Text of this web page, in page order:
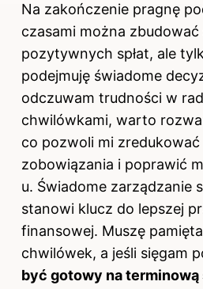
Na zakończenie pragnę
czasami można
pozytywnych spłat, ale
podejmuję świadome
odczuwam trudności w
chwilówkami, warto
co pozwoli mi zredukować
zobowiązania i poprawić
u. Świadome zarządzanie
stanowi klucz do lepszej
finansowej. Muszę
chwilówek, a jeśli sięgam
być gotowy na terminową